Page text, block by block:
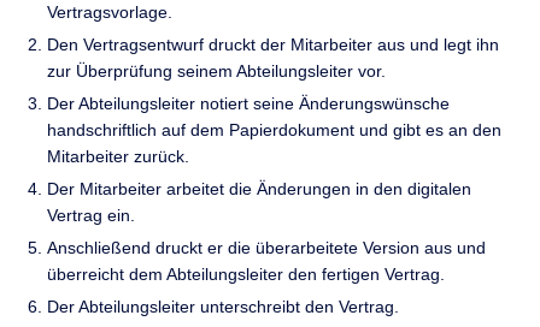
Vertragsvorlage.
Den Vertragsentwurf druckt der Mitarbeiter aus und legt ihn
zur Überprüfung seinem Abteilungsleiter vor.
Der Abteilungsleiter notiert seine Änderungswünsche
handschriftlich auf dem Papierdokument und gibt es an den
Mitarbeiter zurück.
Der Mitarbeiter arbeitet die Änderungen in den digitalen
Vertrag ein.
Anschließend druckt er die überarbeitete Version aus und
überreicht dem Abteilungsleiter den fertigen Vertrag.
Der Abteilungsleiter unterschreibt den Vertrag.